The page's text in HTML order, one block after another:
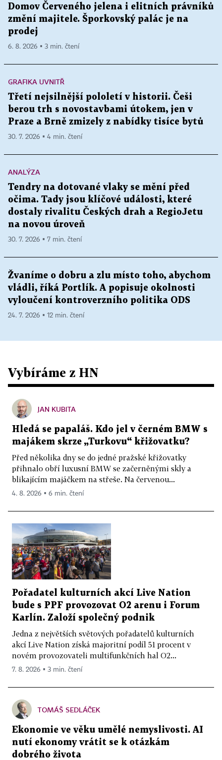
Domov Červeného jelena i elitních právníků
změní majitele. Šporkovský palác je na
prodej
6. 8. 2026 ▪ 3 min. čtení
GRAFIKA UVNITŘ
Třetí nejsilnější pololetí v historii. Češi
berou trh s novostavbami útokem, jen v
Praze a Brně zmizely z nabídky tisíce bytů
30. 7. 2026 ▪ 4 min. čtení
ANALÝZA
Tendry na dotované vlaky se mění před
očima. Tady jsou klíčové události, které
dostaly rivalitu Českých drah a RegioJetu
na novou úroveň
30. 7. 2026 ▪ 7 min. čtení
Žvaníme o dobru a zlu místo toho, abychom
vládli, říká Portlík. A popisuje okolnosti
vyloučení kontroverzního politika ODS
24. 7. 2026 ▪ 12 min. čtení
Vybíráme z HN
JAN KUBITA
Hledá se papaláš. Kdo jel v černém BMW s
majákem skrze „Turkovu“ křižovatku?
Před několika dny se do jedné pražské křižovatky
přihnalo obří luxusní BMW se začerněnými skly a
blikajícím majáčkem na střeše. Na červenou...
4. 8. 2026 ▪ 6 min. čtení
Pořadatel kulturních akcí Live Nation
bude s PPF provozovat O2 arenu i Forum
Karlín. Založí společný podnik
Jedna z největších světových pořadatelů kulturních
akcí Live Nation získá majoritní podíl 51 procent v
novém provozovateli multifunkčních hal O2...
7. 8. 2026 ▪ 3 min. čtení
TOMÁŠ SEDLÁČEK
Ekonomie ve věku umělé nemyslivosti. AI
nutí ekonomy vrátit se k otázkám
dobrého života